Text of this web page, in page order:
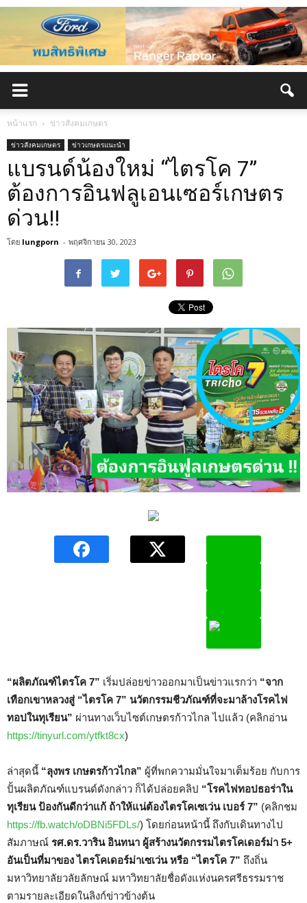
หน้าแรก ข่าวสังคมเกษตร
ข่าวสังคมเกษตร ข่าวเกษตรแนะนำ
แบรนด์น้องใหม่ “ไตรโค 7”
ต้องการอินฟลูเอนเซอร์เกษตร
ด่วน!!
โดย lungporn - พฤศจิกายน 30, 2023
“ผลิตภัณฑ์ไตรโค 7” เริ่มปล่อยข่าวออกมาเป็นข่าวแรกว่า “จาก
เทือกเขาหลวงสู่ “ไตรโค 7” นวัตกรรมชีวภัณฑ์ที่จะมาล้างโรคไฟ
ทอปในทุเรียน” ผ่านทางเว็บไซต์เกษตรก้าวไกล ไปแล้ว (คลิกอ่าน
https://tinyurl.com/ytfkt8cx)
ล่าสุดนี้ “ลุงพร เกษตรก้าวไกล” ผู้ที่พกความมั่นใจมาเต็มร้อย กับการ
ปั้นผลิตภัณฑ์แบรนด์ดังกล่าว ก็ได้ปล่อยคลิป “โรคไฟทอปธอร่าใน
ทุเรียน ป้องกันดีกว่าแก้ ถ้าให้แน่ต้องไตรโคเซเว่น เบอร์ 7” (คลิกชม
https://fb.watch/oDBNi5FDLs/) โดยก่อนหน้านี้ ถึงกับเดินทางไป
สัมภาษณ์ รศ.ดร.วาริน อินทนา ผู้สร้างนวัตกรรมไตรโคเดอร์ม่า 5+
อันเป็นที่มาของ ไตรโคเดอร์ม่าเซเว่น หรือ “ไตรโค 7” ถึงถิ่น
มหาวิทยาลัยวลัยลักษณ์ มหาวิทยาลัยชื่อดังแห่งนครศรีธรรมราช
ตามรายละเอียดในลิงก์ข่าวข้างต้น